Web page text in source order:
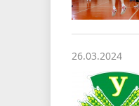
26.03.2024